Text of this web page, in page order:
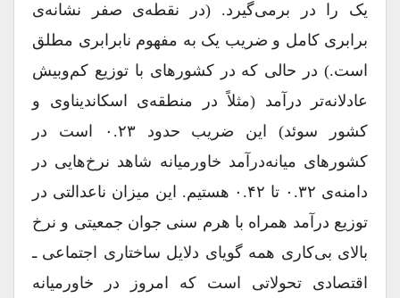
یک را در برمی‌گیرد. (در نقطه‌ی صفر نشانه‌ی
برابری کامل و ضریب یک به مفهوم نابرابری مطلق
است.) در حالی که در کشورهای با توزیع کم‌وبیش
عادلانه‌تر درآمد (مثلاً در منطقه‌ی اسکاندیناوی و
کشور سوئد) این ضریب حدود ۰.۲۳ است در
کشورهای میانه‌درآمد خاورمیانه شاهد نرخ‌هایی در
دامنه‌ی ۰.۳۲ تا ۰.۴۲ هستیم. این میزان ناعدالتی در
توزیع درآمد همراه با هرم سنی جوان جمعیتی و نرخ
بالای بی‌کاری همه گویای دلایل ساختاری اجتماعی ـ
اقتصادی تحولاتی است که امروز در خاورمیانه